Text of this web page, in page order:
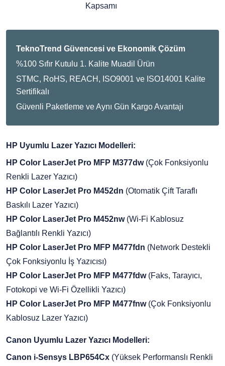
Kapsamı
TeknoTrend Güvencesi ve Ekonomik Çözüm
%100 Sıfır Kutulu 1. Kalite Muadil Ürün
STMC, RoHS, REACH, ISO9001 ve ISO14001 Kalite
Sertifikalı
Güvenli Paketleme ve Aynı Gün Kargo Avantajı
HP Uyumlu Lazer Yazıcı Modelleri:
HP Color LaserJet Pro MFP M377dw(Çok Fonksiyonlu
Renkli Lazer Yazıcı)
HP Color LaserJet Pro M452dn (Otomatik Çift Taraflı
Baskılı Lazer Yazıcı)
HP Color LaserJet Pro M452nw(Wi-Fi Kablosuz
Bağlantılı Renkli Yazıcı)
HP Color LaserJet Pro MFP M477fdn (Network Destekli
Çok Fonksiyonlu İş Yazıcısı)
HP Color LaserJet Pro MFP M477fdw(Faks, Tarayıcı,
Fotokopi ve Wi-Fi Özellikli Yazıcı)
HP Color LaserJet Pro MFP M477fnw(Çok Fonksiyonlu
Kablosuz Lazer Yazıcı)
Canon Uyumlu Lazer Yazıcı Modelleri:
Canon i-Sensys LBP654Cx (Yüksek Performanslı Renkli